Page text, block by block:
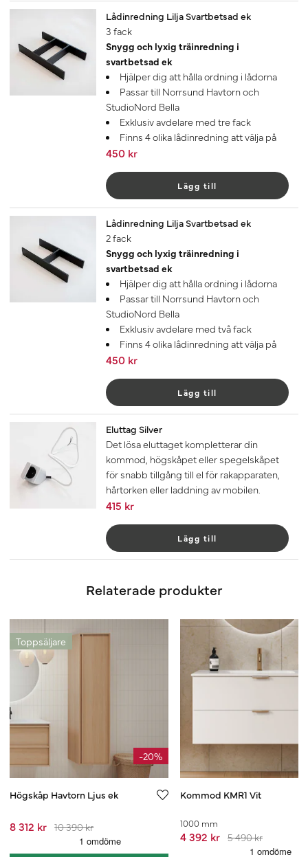
Lådinredning Lilja Svartbetsad ek
3 fack
Snygg och lyxig träinredning i
svartbetsad ek
Hjälper dig att hålla ordning i lådorna
Passar till Norrsund Havtorn och
StudioNord Bella
Exklusiv avdelare med tre fack
Finns 4 olika lådinredning att välja på
450 kr
Lägg till
Lådinredning Lilja Svartbetsad ek
2 fack
Snygg och lyxig träinredning i
svartbetsad ek
Hjälper dig att hålla ordning i lådorna
Passar till Norrsund Havtorn och
StudioNord Bella
Exklusiv avdelare med två fack
Finns 4 olika lådinredning att välja på
450 kr
Lägg till
Eluttag Silver
Det lösa eluttaget kompletterar din
kommod, högskåpet eller spegelskåpet
för snabb tillgång till el för rakapparaten,
hårtorken eller laddning av mobilen.
415 kr
Lägg till
Relaterade produkter
Toppsäljare
-20%
Högskåp Havtorn Ljus ek
8 312 kr 10 390 kr
Kommod KMR1 Vit
1000 mm
4 392 kr 5 490 kr